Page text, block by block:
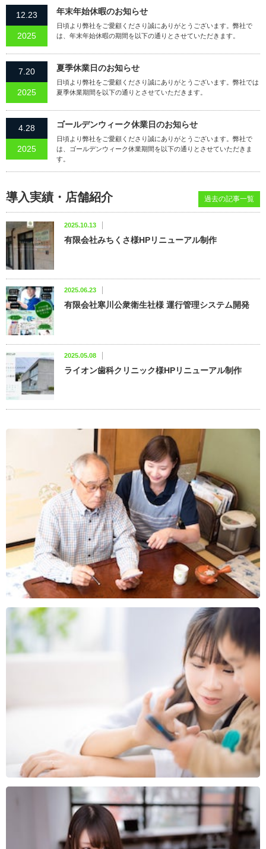
12.23
2025
年末年始休暇のお知らせ
日頃より弊社をご愛顧くださり誠にありがとうございます。弊社で
は、年末年始休暇の期間を以下の通りとさせていただきます。
7.20
2025
夏季休業日のお知らせ
日頃より弊社をご愛顧くださり誠にありがとうございます。弊社では
夏季休業期間を以下の通りとさせていただきます。
4.28
2025
ゴールデンウィーク休業日のお知らせ
日頃より弊社をご愛顧くださり誠にありがとうございます。弊社で
は、ゴールデンウィーク休業期間を以下の通りとさせていただきま
す。
導入実績・店舗紹介
2025.10.13
有限会社みちくさ様HPリニューアル制作
2025.06.23
有限会社寒川公衆衛生社様 運行管理システム開発
2025.05.08
ライオン歯科クリニック様HPリニューアル制作
過去の記事一覧